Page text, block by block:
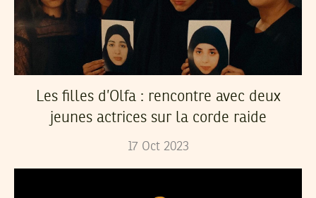
Les filles d’Olfa : rencontre avec deux
jeunes actrices sur la corde raide
17 Oct 2023